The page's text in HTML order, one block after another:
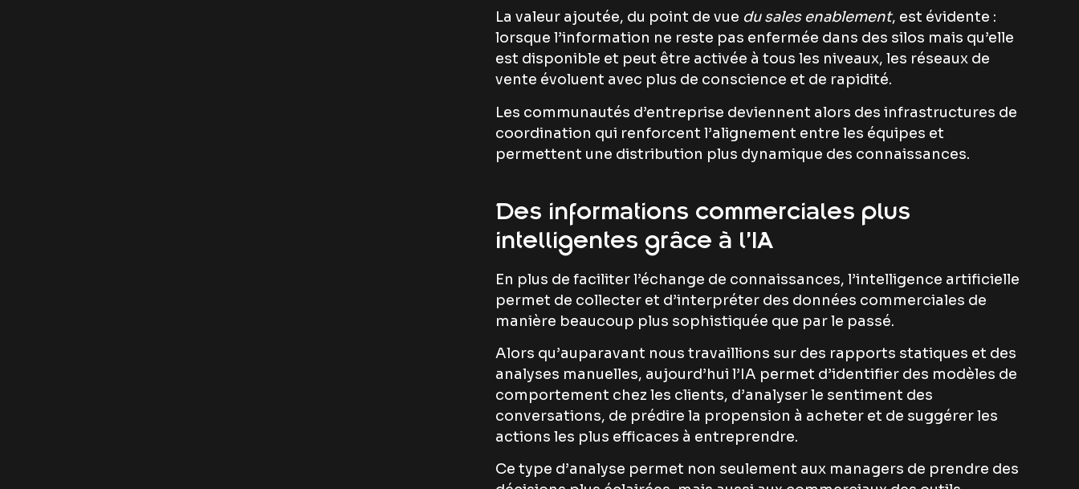
La valeur ajoutée, du point de vue du sales enablement, est évidente :
lorsque l’information ne reste pas enfermée dans des silos mais qu’elle
est disponible et peut être activée à tous les niveaux, les réseaux de
vente évoluent avec plus de conscience et de rapidité.
Les communautés d’entreprise deviennent alors des infrastructures de
coordination qui renforcent l’alignement entre les équipes et
permettent une distribution plus dynamique des connaissances.
Des informations commerciales plus
intelligentes grâce à l’IA
En plus de faciliter l’échange de connaissances, l’intelligence artificielle
permet de collecter et d’interpréter des données commerciales de
manière beaucoup plus sophistiquée que par le passé.
Alors qu’auparavant nous travaillions sur des rapports statiques et des
analyses manuelles, aujourd’hui l’IA permet d’identifier des modèles de
comportement chez les clients, d’analyser le sentiment des
conversations, de prédire la propension à acheter et de suggérer les
actions les plus efficaces à entreprendre.
Ce type d’analyse permet non seulement aux managers de prendre des